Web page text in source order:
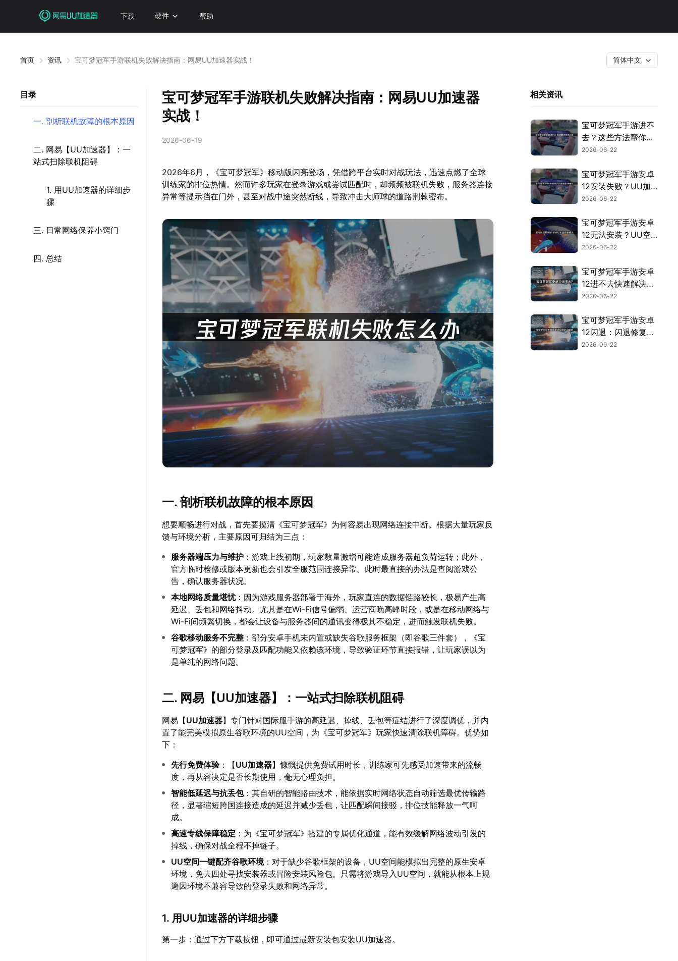
下载 硬件 帮助
首页 资讯 宝可梦冠军手游联机失败解决指南：网易UU加速器实战！ 简体中文
目录
一. 剖析联机故障的根本原因
二. 网易【UU加速器】：一
站式扫除联机阻碍
1. 用UU加速器的详细步
骤
三. 日常网络保养小窍门
四. 总结
宝可梦冠军手游联机失败解决指南：网易UU加速器
实战！
2026-06-19
2026年6月，《宝可梦冠军》移动版闪亮登场，凭借跨平台实时对战玩法，迅速点燃了全球
训练家的排位热情。然而许多玩家在登录游戏或尝试匹配时，却频频被联机失败，服务器连接
异常等提示挡在门外，甚至对战中途突然断线，导致冲击大师球的道路荆棘密布。
一. 剖析联机故障的根本原因
想要顺畅进行对战，首先要摸清《宝可梦冠军》为何容易出现网络连接中断。根据大量玩家反
馈与环境分析，主要原因可归结为三点：
服务器端压力与维护 ：游戏上线初期，玩家数量激增可能造成服务器超负荷运转；此外，
官方临时检修或版本更新也会引发全服范围连接异常。此时最直接的办法是查阅游戏公
告，确认服务器状况。
本地网络质量堪忧：因为游戏服务器部署于海外，玩家直连的数据链路较长，极易产生高
延迟、丢包和网络抖动。尤其是在Wi-Fi信号偏弱、运营商晚高峰时段，或是在移动网络与
Wi-Fi间频繁切换，都会让设备与服务器间的通讯变得极其不稳定，进而触发联机失败。
谷歌移动服务不完整 ：部分安卓手机未内置或缺失谷歌服务框架（即谷歌三件套），《宝
可梦冠军》的部分登录及匹配功能又依赖该环境，导致验证环节直接报错，让玩家误以为
是单纯的网络问题。
二. 网易【UU加速器】：一站式扫除联机阻碍
网易【UU加速器】专门针对国际服手游的高延迟、掉线、丢包等症结进行了深度调优，并内
置了能完美模拟原生谷歌环境的UU空间，为《宝可梦冠军》玩家快速清除联机障碍。优势如
下：
先行免费体验：【UU加速器】慷慨提供免费试用时长，训练家可先感受加速带来的流畅
度，再从容决定是否长期使用，毫无心理负担。
智能低延迟与抗丢包：其自研的智能路由技术，能依据实时网络状态自动筛选最优传输路
径，显著缩短跨国连接造成的延迟并减少丢包，让匹配瞬间接驳，排位技能释放一气呵
成。
高速专线保障稳定 ：为《宝可梦冠军》搭建的专属优化通道，能有效缓解网络波动引发的
掉线，确保对战全程不掉链子。
UU空间一键配齐谷歌环境：对于缺少谷歌框架的设备，UU空间能模拟出完整的原生安卓
环境，免去四处寻找安装器或冒险安装风险包。只需将游戏导入UU空间，就能从根本上规
避因环境不兼容导致的登录失败和网络异常。
1. 用UU加速器的详细步骤
第一步：通过下方下载按钮，即可通过最新安装包安装UU加速器。
相关资讯
宝可梦冠军手游进不
去？这些方法帮你解
决！
2026-06-22
宝可梦冠军手游安卓
12安装失败？UU加
速器+UU空间完美解
2026-06-22
宝可梦冠军手游安卓
12无法安装？UU空
间完美解决！
2026-06-22
宝可梦冠军手游安卓
12进不去快速解决指
南！
2026-06-22
宝可梦冠军手游安卓
12闪退：闪退修复全
攻略！
2026-06-22